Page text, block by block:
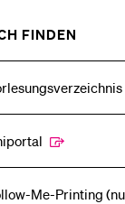
FINDEN
%1$S
Me-Printing­